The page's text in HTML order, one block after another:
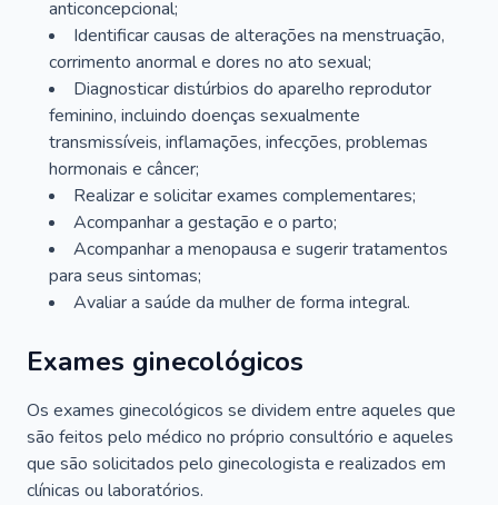
anticoncepcional;
Identificar causas de alterações na menstruação,
corrimento anormal e dores no ato sexual;
Diagnosticar distúrbios do aparelho reprodutor
feminino, incluindo doenças sexualmente
transmissíveis, inflamações, infecções, problemas
hormonais e câncer;
Realizar e solicitar exames complementares;
Acompanhar a gestação e o parto;
Acompanhar a menopausa e sugerir tratamentos
para seus sintomas;
Avaliar a saúde da mulher de forma integral.
Exames ginecológicos
Os exames ginecológicos se dividem entre aqueles que
são feitos pelo médico no próprio consultório e aqueles
que são solicitados pelo ginecologista e realizados em
clínicas ou laboratórios.